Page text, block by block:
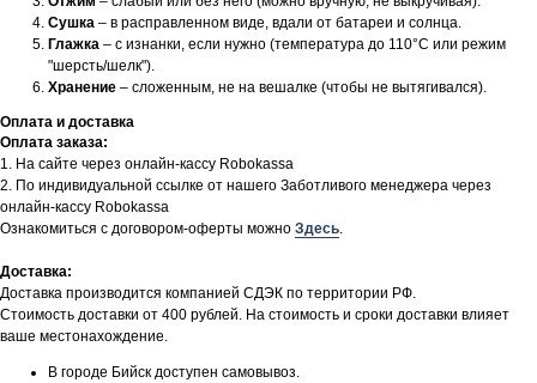
Сушка – в расправленном виде, вдали от батареи и солнца.
Глажка – с изнанки, если нужно (температура до 110°C или режим
"шерсть/шелк").
Хранение – сложенным, не на вешалке (чтобы не вытягивался).
Оплата и доставка
Оплата заказа:
1. На сайте через онлайн-кассу Robokassa
2. По индивидуальной ссылке от нашего Заботливого менеджера через
онлайн-кассу Robokassa
Ознакомиться с договором-оферты можно Здесь.
Доставка:
Доставка производится компанией СДЭК по территории РФ.
Стоимость доставки от 400 рублей. На стоимость и сроки доставки влияет
ваше местонахождение.
В городе Бийск доступен самовывоз.